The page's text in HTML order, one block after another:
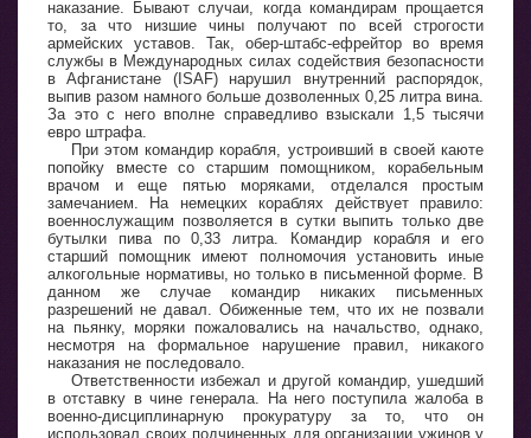
наказание. Бывают случаи, когда командирам прощается
то, за что низшие чины получают по всей строгости
армейских уставов. Так, обер-штабс-ефрейтор во время
службы в Международных силах содействия безопасности
в Афганистане (ISAF) нарушил внутренний распорядок,
выпив разом намного больше дозволенных 0,25 литра вина.
За это с него вполне справедливо взыскали 1,5 тысячи
евро штрафа.
При этом командир корабля, устроивший в своей каюте
попойку вместе со старшим помощником, корабельным
врачом и еще пятью моряками, отделался простым
замечанием. На немецких кораблях действует правило:
военнослужащим позволяется в сутки выпить только две
бутылки пива по 0,33 литра. Командир корабля и его
старший помощник имеют полномочия установить иные
алкогольные нормативы, но только в письменной форме. В
данном же случае командир никаких письменных
разрешений не давал. Обиженные тем, что их не позвали
на пьянку, моряки пожаловались на начальство, однако,
несмотря на формальное нарушение правил, никакого
наказания не последовало.
Ответственности избежал и другой командир, ушедший
в отставку в чине генерала. На него поступила жалоба в
военно-дисциплинарную прокуратуру за то, что он
использовал своих подчиненных для организации ужинов у